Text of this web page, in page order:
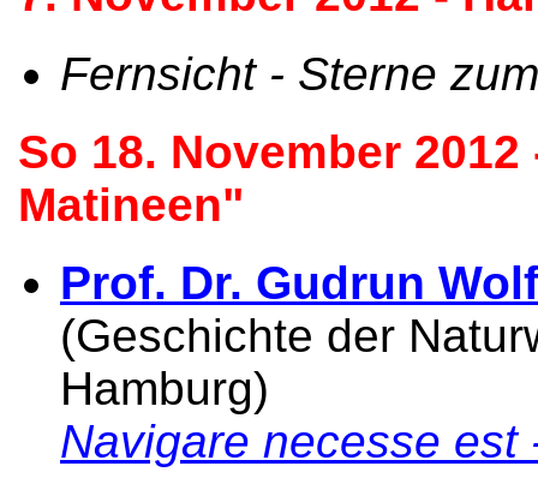
Fernsicht - Sterne
So 18. November
Matineen"
Prof. Dr. Gudrun
(Geschichte der
Hamburg)
Navigare necesse